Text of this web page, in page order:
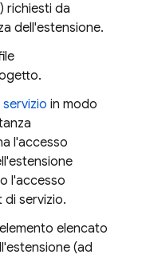
richiesti da
dell'estensione.
in modo
l'accesso
l'accesso
servizio.
elencato
(ad